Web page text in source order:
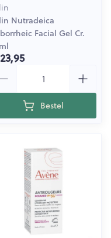
Nutradeica
Facial Gel Cr.
Bestel